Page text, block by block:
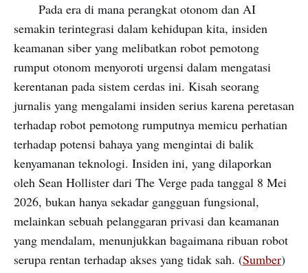
Pada era di mana perangkat otonom dan AI
semakin terintegrasi dalam kehidupan kita, insiden
keamanan siber yang melibatkan robot pemotong
rumput otonom menyoroti urgensi dalam mengatasi
kerentanan pada sistem cerdas ini. Kisah seorang
jurnalis yang mengalami insiden serius karena peretasan
terhadap robot pemotong rumputnya memicu perhatian
terhadap potensi bahaya yang mengintai di balik
kenyamanan teknologi. Insiden ini, yang dilaporkan
oleh Sean Hollister dari The Verge pada tanggal 8 Mei
2026, bukan hanya sekadar gangguan fungsional,
melainkan sebuah pelanggaran privasi dan keamanan
yang mendalam, menunjukkan bagaimana ribuan robot
serupa rentan terhadap akses yang tidak sah. (Sumber)